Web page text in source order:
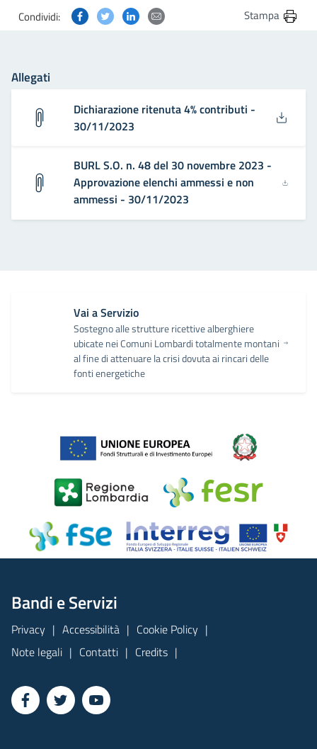
Condividi: Condividi questa pagina su Facebook
Condividi questa pagina su Twitter
Condividi questa pagina su Linkedin
Condividi questa pagina via
Stampa
Allegati
Dichiarazione ritenuta 4% contributi -
30/11/2023
BURL S.O. n. 48 del 30 novembre 2023 -
Approvazione elenchi ammessi e non
ammessi - 30/11/2023
Vai a Servizio
Sostegno alle strutture ricettive alberghiere
ubicate nei Comuni Lombardi totalmente montani
al fine di attenuare la crisi dovuta ai rincari delle
fonti energetiche
Bandi e Servizi
Privacy Accessibilità
Cookie Policy
Note legali
Contatti Credits